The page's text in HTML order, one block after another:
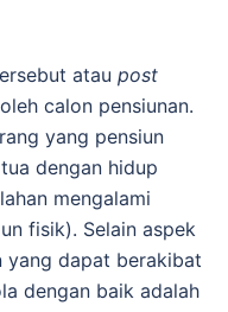
atau post
calon pensiunan.
yang pensiun
dengan hidup
mengalami
fisik). Selain aspek
yang dapat berakibat
dengan baik adalah